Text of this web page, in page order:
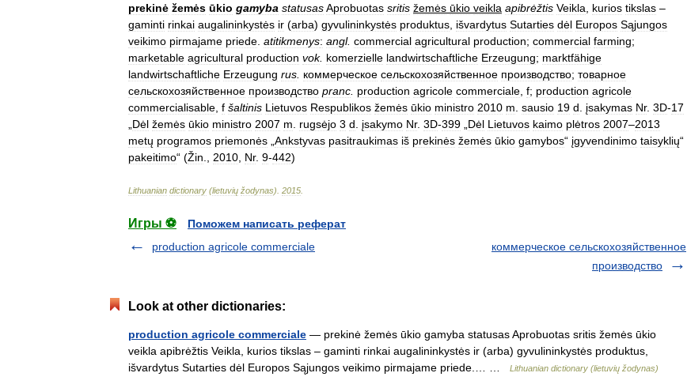
prekinė žemės ūkio gamyba statusasAprobuotas sritis žemės ūkio veikla apibrėžtis Veikla kurios tikslas –
gaminti rinkai augalininkystės ir (arba) gyvulininkystės produktus išvardytus Sutarties dėl Europos Sąjungos
veikimo pirmajame priede atitikmenys: angl. commercial agricultural production; commercial farming;
marketable agricultural production vok. komerzielle landwirtschaftliche Erzeugung; marktfähige
landwirtschaftliche Erzeugung rus коммерческое сельскохозяйственное производство; товарное
сельскохозяйственное производство pranc production agricole commerciale f; production agricole
commercialisable f šaltinis Lietuvos Respublikos žemės ūkio ministro 2010 m sausio 19 d įsakymas Nr. 3D-17
Dėl žemės ūkio ministro 2007 m rugsėjo 3 d įsakymo Nr. 3D-399 Dėl Lietuvos kaimo plėtros 2007–2013
metų programos priemonės Ankstyvas pasitraukimas iš prekinės žemės ūkio gamybos“ įgyvendinimo taisyklių“
pakeitimo“ (Žin 2010 Nr. 9-442)
Lithuanian dictionary (lietuvių žodynas) 2015
Игры ⚽
Поможем написать реферат
production agricole commerciale
коммерческое сельскохозяйственное
производство
Look at other dictionaries:
production agricole commerciale — prekinė žemės ūkio gamyba statusas Aprobuotas sritis žemės ūkio
veikla apibrėžtis Veikla, kurios tikslas – gaminti rinkai augalininkystės ir (arba) gyvulininkystės produktus,
išvardytus Sutarties dėl Europos Sąjungos veikimo pirmajame priede.… …
Lithuanian dictionary (lietuvių žodynas)